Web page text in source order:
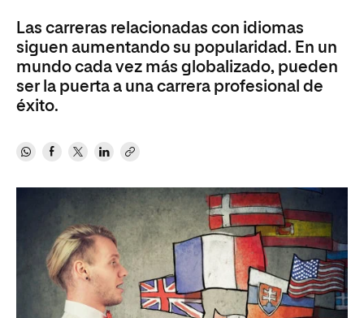
Las carreras relacionadas con idiomas
siguen aumentando su popularidad. En un
mundo cada vez más globalizado, pueden
ser la puerta a una carrera profesional de
éxito.